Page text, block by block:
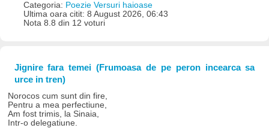
Categoria: Poezie Versuri haioase
Ultima oara citit: 8 August 2026, 06:43
Nota 8.8 din 12 voturi
Jignire fara temei (Frumoasa de pe peron incearca sa
urce in tren)
Norocos cum sunt din fire,
Pentru a mea perfectiune,
Am fost trimis, la Sinaia,
Intr-o delegatiune.